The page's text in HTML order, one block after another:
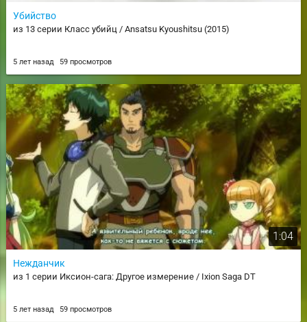
Убийство
из 13 серии Класс убийц / Ansatsu Kyoushitsu (2015)
5 лет назад 59 просмотров
1:04
Нежданчик
из 1 серии Иксион-сага: Другое измерение / Ixion Saga DT
5 лет назад 59 просмотров